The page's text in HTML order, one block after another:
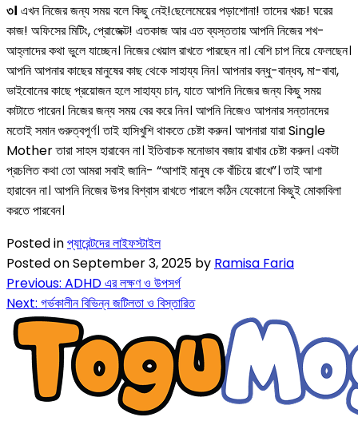
৩। এখন নিজের জন্য সময় বলে কিছু নেই!ছেলেমেয়ের পড়াশোনা! তাদের খরচ! ঘরের
কাজ! অফিসের মিটিং, প্রোজেক্ট! এতকাজ আর এত ব্যস্ততায় আপনি নিজের শখ-
আহ্লাদের কথা ভুলে যাচ্ছেন। নিজের খেয়াল রাখতে পারছেন না। বেশি চাপ নিয়ে ফেলছেন।
আপনি আপনার কাছের মানুষের কাছ থেকে সাহায্য নিন। আপনার বন্ধু-বান্ধব, মা-বাবা,
ভাইবোনের কাছে প্রয়োজন হলে সাহায্য চান, যাতে আপনি নিজের জন্য কিছু সময়
কাটাতে পারেন। নিজের জন্য সময় বের করে নিন। আপনি নিজেও আপনার সন্তানদের
মতোই সমান গুরুত্বপূর্ণ। তাই হাসিখুশি থাকতে চেষ্টা করুন। আপনারা যারা Single
Mother তারা সাহস হারাবেন না। ইতিবাচক মনোভাব বজায় রাখার চেষ্টা করুন। একটা
প্রচলিত কথা তো আমরা সবাই জানি- “আশাই মানুষ কে বাঁচিয়ে রাখে”। তাই আশা
হারাবেন না। আপনি নিজের উপর বিশ্বাস রাখতে পারলে কঠিন যেকোনো কিছুই মোকাবিলা
করতে পারবেন।
Posted inপ্যারেন্টদের লাইফস্টাইল
Posted onSeptember 3, 2025 by Ramisa Faria
Previous: ADHD এর লক্ষণ ও উপসর্গ
Next: গর্ভকালীন বিভিন্ন জটিলতা ও বিস্তারিত